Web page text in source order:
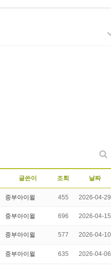
글쓴이 조회 날짜
중부아이윌 455 2026-04-29
중부아이윌 696 2026-04-15
중부아이윌 577 2026-04-10
중부아이윌 635 2026-04-06